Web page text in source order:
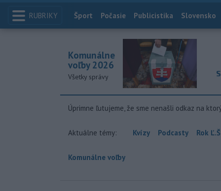
RUBRIKY Index
Šport Počasie Publicistika Slovensko
Komunálne
voľby 2026
Všetky správy
Úprimne ľutujeme, že sme nenašli odkaz na
Aktuálne témy: Kvízy Podcasty Rok
Komunálne voľby